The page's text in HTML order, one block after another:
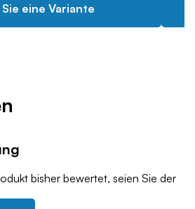
eine Variante
bisher bewertet, seien Sie der